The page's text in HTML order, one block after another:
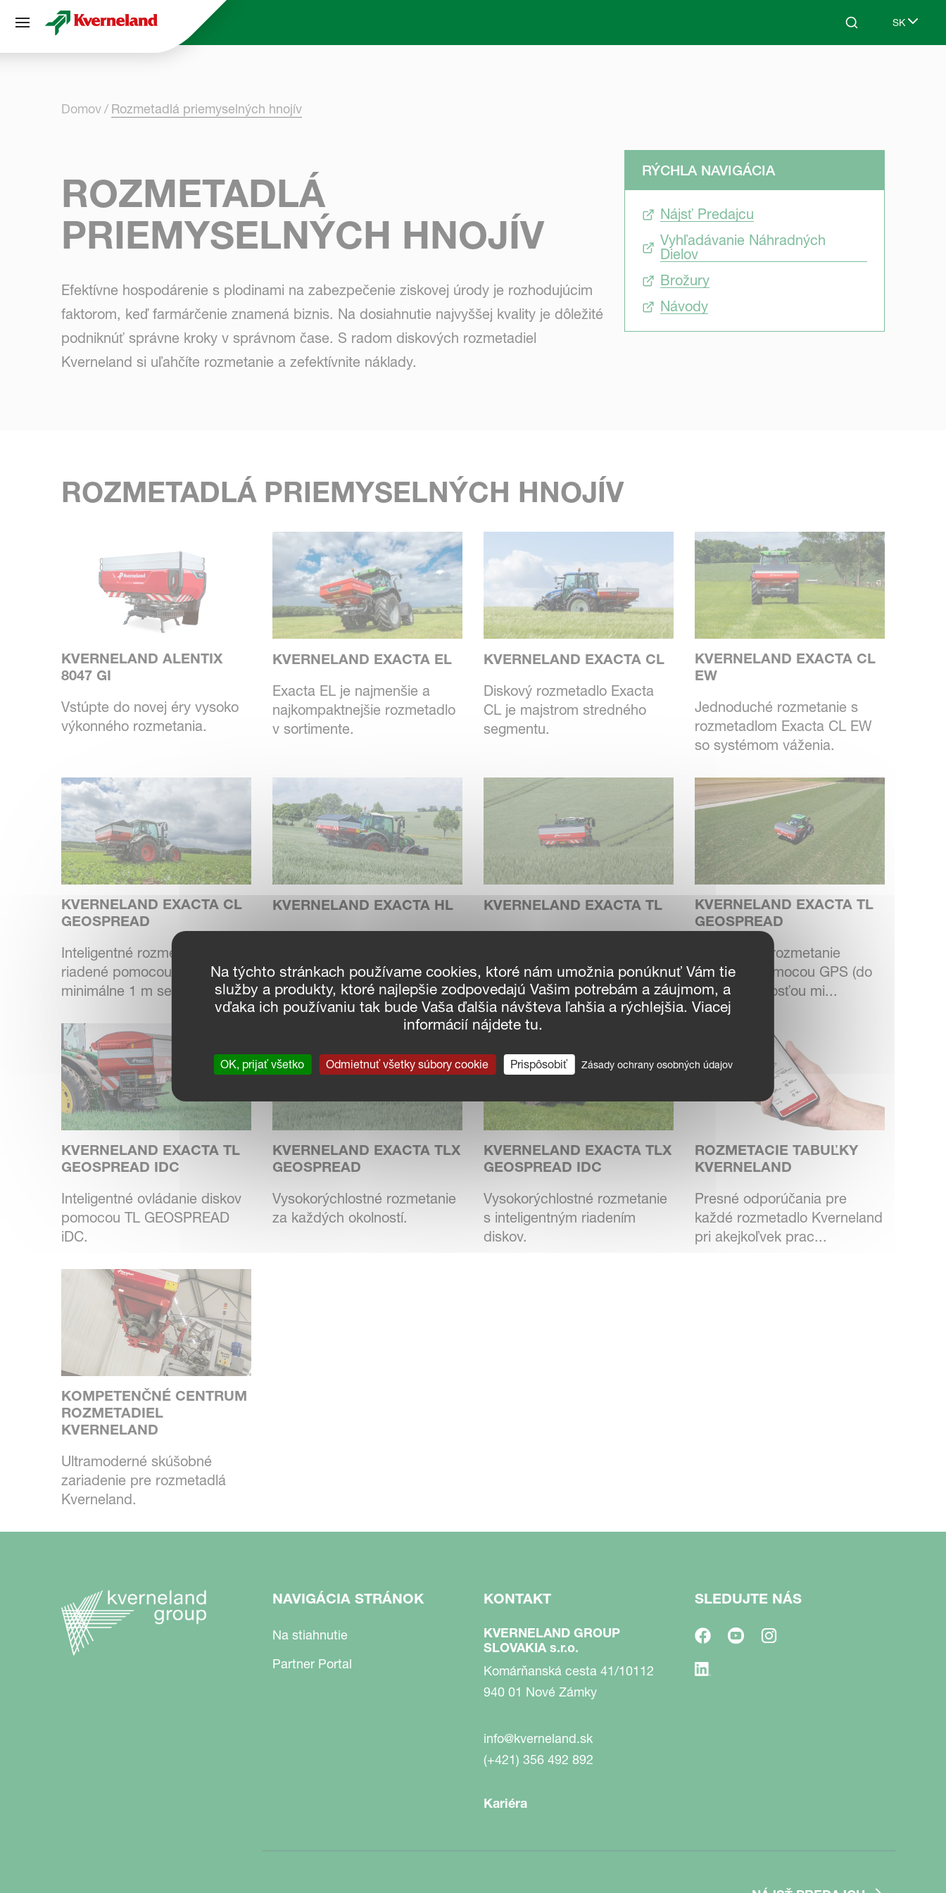
Search SK
Select
Domov Rozmetadlá priemyselných hnojív
ROZMETADLÁ
PRIEMYSELNÝCH HNOJÍV
Efektívne hospodárenie s plodinami na zabezpečenie ziskovej úrody je rozhodujúcim
faktorom, keď farmárčenie znamená biznis. Na dosiahnutie najvyššej kvality je dôležité
podniknúť správne kroky v správnom čase. S radom diskových rozmetadiel
Kverneland si uľahčíte rozmetanie a zefektívnite náklady.
RÝCHLA NAVIGÁCIA
Nájsť Predajcu
Vyhľadávanie Náhradných
Dielov
Brožury
Návody
ROZMETADLÁ PRIEMYSELNÝCH HNOJÍV
KVERNELAND ALENTIX
8047 GI
Vstúpte do novej éry vysoko
výkonného rozmetania.
KVERNELAND EXACTA EL
Exacta EL je najmenšie a
najkompaktnejšie rozmetadlo
v sortimente.
KVERNELAND EXACTA CL
Diskový rozmetadlo Exacta
CL je majstrom stredného
segmentu.
KVERNELAND EXACTA CL
EW
Jednoduché rozmetanie s
rozmetadlom Exacta CL EW
so systémom váženia.
KVERNELAND EXACTA CL
GEOSPREAD
Inteligentné rozmetanie
riadené pomocou GPS (na
minimálne 1 m sekcie)...
KVERNELAND EXACTA HL
Exacta HL je vysokokapacitné
pre vysokú p...
KVERNELAND EXACTA TL
Kverneland Exacta TL je
hnojív pre optimál...
KVERNELAND EXACTA TL
GEOSPREAD
Inteligentné rozmetanie
ovládané pomocou GPS (do
sekcií s velkosťou mi...
KVERNELAND EXACTA TL
GEOSPREAD IDC
Inteligentné ovládanie diskov
pomocou TL GEOSPREAD
iDC.
KVERNELAND EXACTA TLX
GEOSPREAD
Vysokorýchlostné rozmetanie
za každých okolností.
KVERNELAND EXACTA TLX
GEOSPREAD IDC
Vysokorýchlostné rozmetanie
s inteligentným riadením
diskov.
ROZMETACIE TABUĽKY
KVERNELAND
Presné odporúčania pre
každé rozmetadlo Kverneland
pri akejkoľvek prac...
KOMPETENČNÉ CENTRUM
ROZMETADIEL
KVERNELAND
Ultramoderné skúšobné
zariadenie pre rozmetadlá
Kverneland.
NAVIGÁCIA STRÁNOK
Na stiahnutie
Partner Portal
KONTAKT
KVERNELAND GROUP
SLOVAKIA s.r.o.
Komárňanská cesta 41/10112
940 01 Nové Zámky
info@kverneland.sk
(+421) 356 492 892
Kariéra
SLEDUJTE NÁS
Panel riadenia súborov cookie
Na týchto stránkach používame cookies, ktoré nám umožnia ponúknuť Vám tie
služby a produkty, ktoré najlepšie zodpovedajú Vašim potrebám a záujmom, a
vďaka ich používaniu tak bude Vaša ďalšia návšteva ľahšia a rýchlejšia. Viacej
informácií nájdete tu.
OK, prijať všetko Odmietnuť všetky súbory cookie Prispôsobiť Zásady ochrany osobných údajov